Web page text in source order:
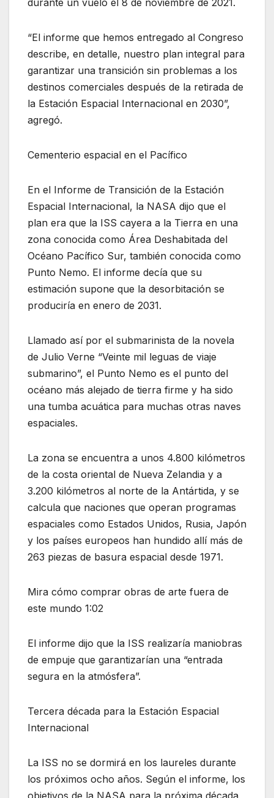
durante un vuelo el 8 de noviembre de 2021.
“El informe que hemos entregado al Congreso
describe, en detalle, nuestro plan integral para
garantizar una transición sin problemas a los
destinos comerciales después de la retirada de
la Estación Espacial Internacional en 2030”,
agregó.
Cementerio espacial en el Pacífico
En el Informe de Transición de la Estación
Espacial Internacional, la NASA dijo que el
plan era que la ISS cayera a la Tierra en una
zona conocida como Área Deshabitada del
Océano Pacífico Sur, también conocida como
Punto Nemo. El informe decía que su
estimación supone que la desorbitación se
produciría en enero de 2031.
Llamado así por el submarinista de la novela
de Julio Verne “Veinte mil leguas de viaje
submarino”, el Punto Nemo es el punto del
océano más alejado de tierra firme y ha sido
una tumba acuática para muchas otras naves
espaciales.
La zona se encuentra a unos 4.800 kilómetros
de la costa oriental de Nueva Zelandia y a
3.200 kilómetros al norte de la Antártida, y se
calcula que naciones que operan programas
espaciales como Estados Unidos, Rusia, Japón
y los países europeos han hundido allí más de
263 piezas de basura espacial desde 1971.
Mira cómo comprar obras de arte fuera de
este mundo 1:02
El informe dijo que la ISS realizaría maniobras
de empuje que garantizarían una “entrada
segura en la atmósfera”.
Tercera década para la Estación Espacial
Internacional
La ISS no se dormirá en los laureles durante
los próximos ocho años. Según el informe, los